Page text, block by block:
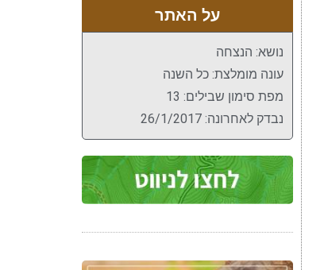
על האתר
נושא: הנצחה
עונה מומלצת: כל השנה
מפת סימון שבילים: 13
נבדק לאחרונה: 26/1/2017